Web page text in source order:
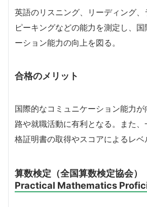
英語のリスニング、リーディング、
ピーキングなどの能力を測定し、
ーション能力の向上を図る。
合格のメリット
国際的なコミュニケーション能力
路や就職活動に有利となる。また
格証明書の取得やスコアによるレベ
算数検定（全国算数検定協会）
Practical Mathematics